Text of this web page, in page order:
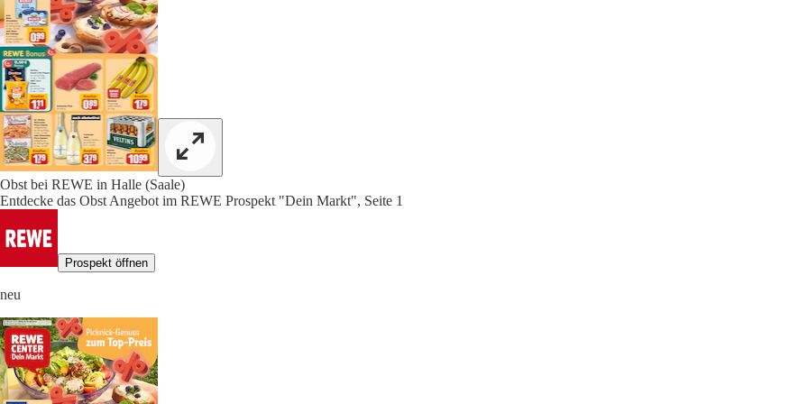
Obst bei REWE in Halle (Saale)
Entdecke das Obst Angebot im REWE Prospekt "Dein Markt", Seite 1
Prospekt öffnen
neu